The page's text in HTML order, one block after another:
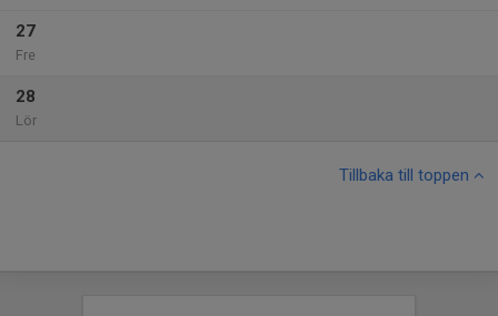
27
Fre
28
Lör
Tillbaka till toppen